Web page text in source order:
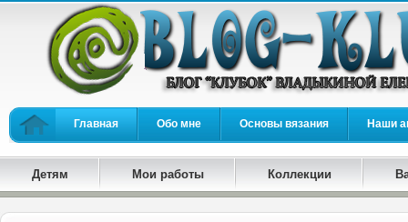
Главная Обо мне Основы вязания Наши
Детям Мои работы Коллекции